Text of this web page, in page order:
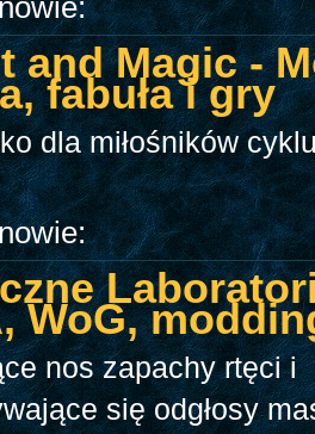
and Magic -
fabuła i gry
dla miłośników
WoG,
nos zapachy rtęci i
się odgłosy